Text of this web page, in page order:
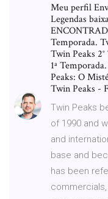
Meu perfil
Legendas
Temporada.
Twin Peaks
1ª
Peaks: O
Twin Peaks -
Twin Peaks
of 1990 and
and
base and
has been